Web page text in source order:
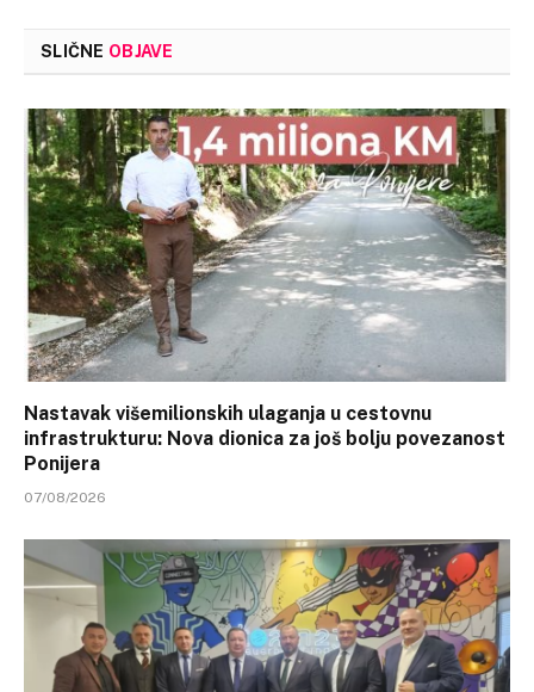
SLIČNE OBJAVE
Nastavak višemilionskih ulaganja u cestovnu
infrastrukturu: Nova dionica za još bolju povezanost
Ponijera
07/08/2026